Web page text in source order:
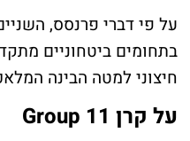
על פי דברי פרנסס,
בתחומים ביטחוניים
חיצוני למטה הבינה
על קרן Group 11